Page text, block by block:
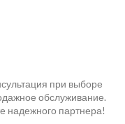
при выборе
обслуживание.
надежного партнера!